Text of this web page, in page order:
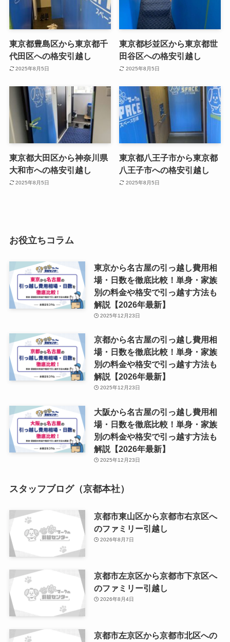
東京都豊島区から東京都千
代田区への格安引越し
2025年8月5日
東京都杉並区から東京都世
田谷区への格安引越し
2025年8月5日
東京都大田区から神奈川県
大和市への格安引越し
2025年8月5日
東京都八王子市から東京都
八王子市への格安引越し
2025年8月5日
お役立ちコラム
東京から名古屋の引っ越し費用相
場・日数を徹底比較！単身・家族
別の料金や格安で引っ越す方法も
解説【2026年最新】
2025年12月23日
京都から名古屋の引っ越し費用相
場・日数を徹底比較！単身・家族
別の料金や格安で引っ越す方法も
解説【2026年最新】
2025年12月23日
大阪から名古屋の引っ越し費用相
場・日数を徹底比較！単身・家族
別の料金や格安で引っ越す方法も
解説【2026年最新】
2025年12月23日
スタッフブログ（京都本社）
京都市東山区から京都市右京区へ
のファミリー引越し
2026年8月7日
京都市左京区から京都市下京区へ
のファミリー引越し
2026年8月4日
京都市左京区から京都市北区への